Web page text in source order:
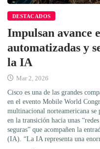
DESTACADOS
Impulsan avance
automatizadas y
la IA
Mar 2, 2026
Cisco es una de las grandes
en el evento Mobile World
multinacional norteamericana se
en la transición hacia unas
seguras” que acompañen la
(IA). “La IA representa una